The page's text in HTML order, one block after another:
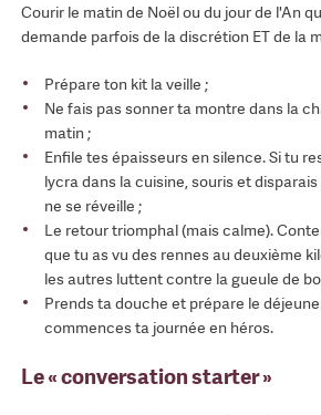
Courir le matin de Noël ou du jour de l'An
demande parfois de la discrétion ET de la
Prépare ton kit la veille ;
Ne fais pas sonner ta montre dans la
matin ;
Enfile tes épaisseurs en silence. Si tu
lycra dans la cuisine, souris et
ne se réveille ;
Le retour triomphal (mais calme).
que tu as vu des rennes au deuxième
les autres luttent contre la gueule de
Prends ta douche et prépare le
commences ta journée en héros.
Le « conversation starter »